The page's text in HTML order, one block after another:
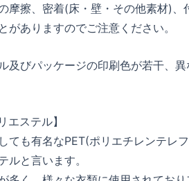
摩擦、密着(床・壁・その他素材)
がありますのでご注意ください。
及びパッケージの印刷色が若干、異
エステル】
ても有名なPET(ポリエチレンテレ
ルと言います。